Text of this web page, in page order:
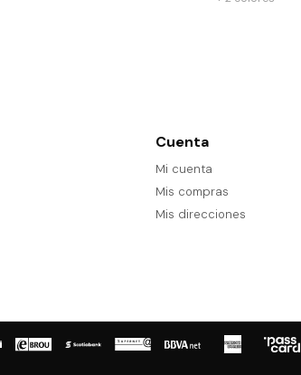
Cuenta
Mi cuenta
Mis compras
Mis direcciones